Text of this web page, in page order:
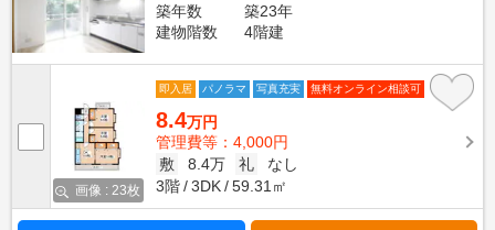
築年数
築23年
建物階数
4階建
画像 : 23枚
即入居 パノラマ 写真充実 無料オンライン相談可
8.4万円
管理費等：4,000円
敷
8.4万 礼
なし
3階
3DK 59.31㎡